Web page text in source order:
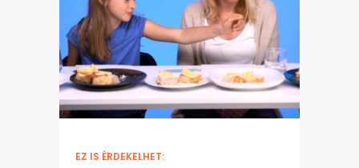
EZ IS ÉRDEKELHET: